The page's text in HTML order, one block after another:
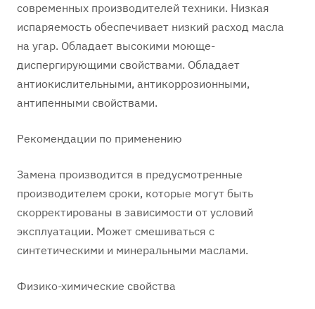
современных производителей техники. Низкая
испаряемость обеспечивает низкий расход масла
на угар. Обладает высокими моюще-
диспергирующими свойствами. Обладает
антиокислительными, антикоррозионными,
антипенными свойствами.
Рекомендации по применению
Замена производится в предусмотренные
производителем сроки, которые могут быть
скорректированы в зависимости от условий
эксплуатации. Может смешиваться с
синтетическими и минеральными маслами.
Физико-химические свойства